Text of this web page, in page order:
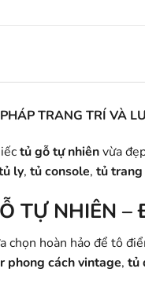
TRANG TRÍ VÀ
tủ gỗ tự nhiênvừa
ly, tủ console, tủ
TỰ NHIÊN
chọn hoàn hảo để tô
phong cách vintage, tủ